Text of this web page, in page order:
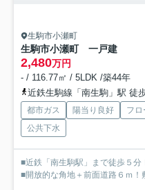
生駒市小瀬町
生駒市小瀬町 一戸建
2,480万円
- / 116.77㎡ / 5LDK /築44年
近鉄生駒線「南生駒」駅 徒
都市ガス 陽当り良好 フ
公共下水
■近鉄「南生駒駅」まで徒歩５
■開放的な角地＋前面道路６ｍ！